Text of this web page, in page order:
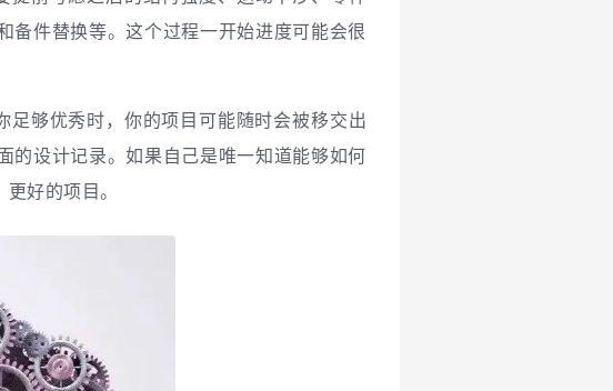
备件替换等。这个过程一开始进度可能会很
足够优秀时，你的项目可能随时会被移交出
的设计记录。如果自己是唯一知道能够如何
好的项目。